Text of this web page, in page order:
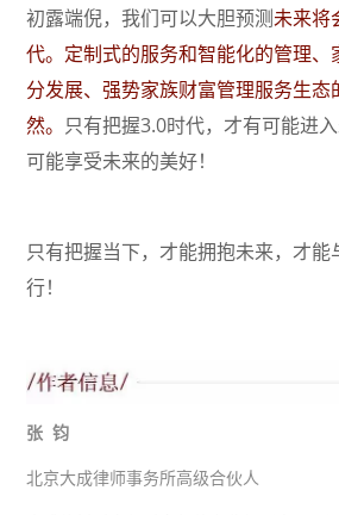
初露端倪，我们可以大胆预测未来将
代。 定制式的服务和智能化的管理
分发展、强势家族财富管理服务生
然。 只有把握3.0时代，才有可能进
可能享受未来的美好！
只有把握当下，才能拥抱未来，才能
行！
张 钧
北京大成律师事务所高级合伙人